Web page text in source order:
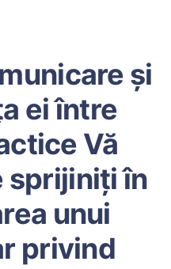
și
ei între
Vă
sprijiniți în
unui
privind